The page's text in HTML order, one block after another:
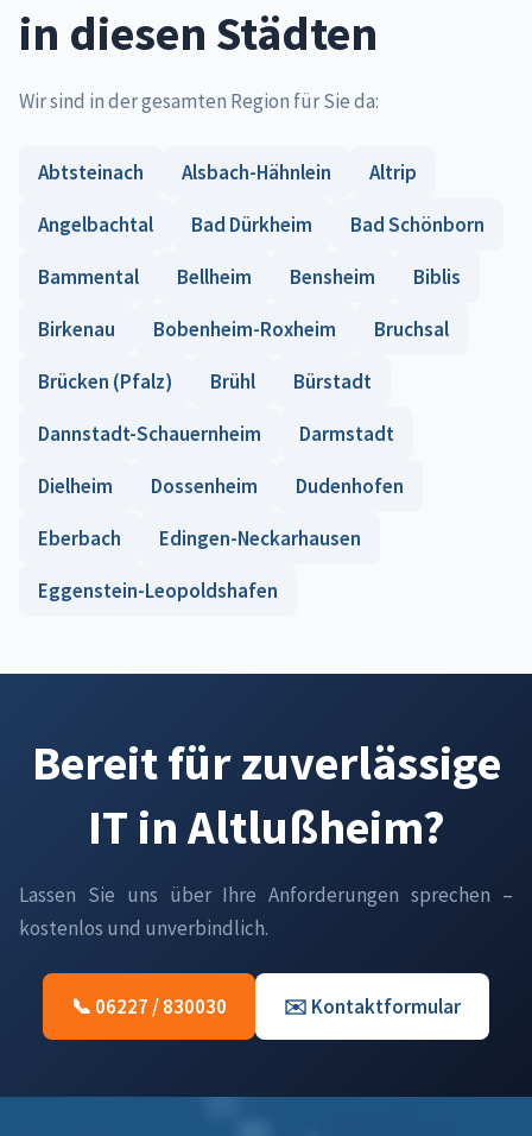
in diesen Städten
Wir sind in der gesamten Region für Sie da:
Abtsteinach Alsbach-Hähnlein
Altrip
Angelbachtal
Bad Dürkheim
Bad Schönborn
Bammental
Bellheim Bensheim
Biblis
Birkenau
Bobenheim-Roxheim
Bruchsal
Brücken (Pfalz)
Brühl
Bürstadt
Dannstadt-Schauernheim
Darmstadt
Dielheim
Dossenheim
Dudenhofen
Eberbach
Edingen-Neckarhausen
Eggenstein-Leopoldshafen
Bereit für zuverlässige
IT in Altlußheim?
Lassen Sie uns über Ihre Anforderungen sprechen –
kostenlos und unverbindlich.
📞 06227 / 830030 ✉️ Kontaktformular